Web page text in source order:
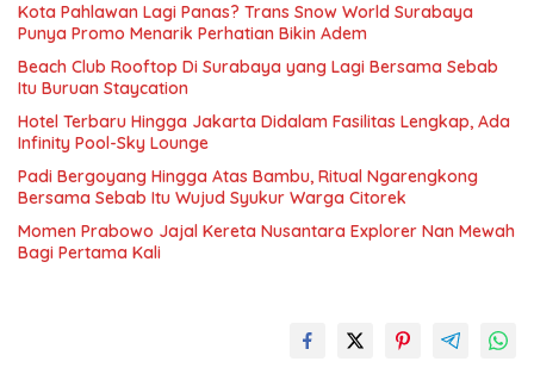
Kota Pahlawan Lagi Panas? Trans Snow World Surabaya
Punya Promo Menarik Perhatian Bikin Adem
Beach Club Rooftop Di Surabaya yang Lagi Bersama Sebab
Itu Buruan Staycation
Hotel Terbaru Hingga Jakarta Didalam Fasilitas Lengkap, Ada
Infinity Pool-Sky Lounge
Padi Bergoyang Hingga Atas Bambu, Ritual Ngarengkong
Bersama Sebab Itu Wujud Syukur Warga Citorek
Momen Prabowo Jajal Kereta Nusantara Explorer Nan Mewah
Bagi Pertama Kali